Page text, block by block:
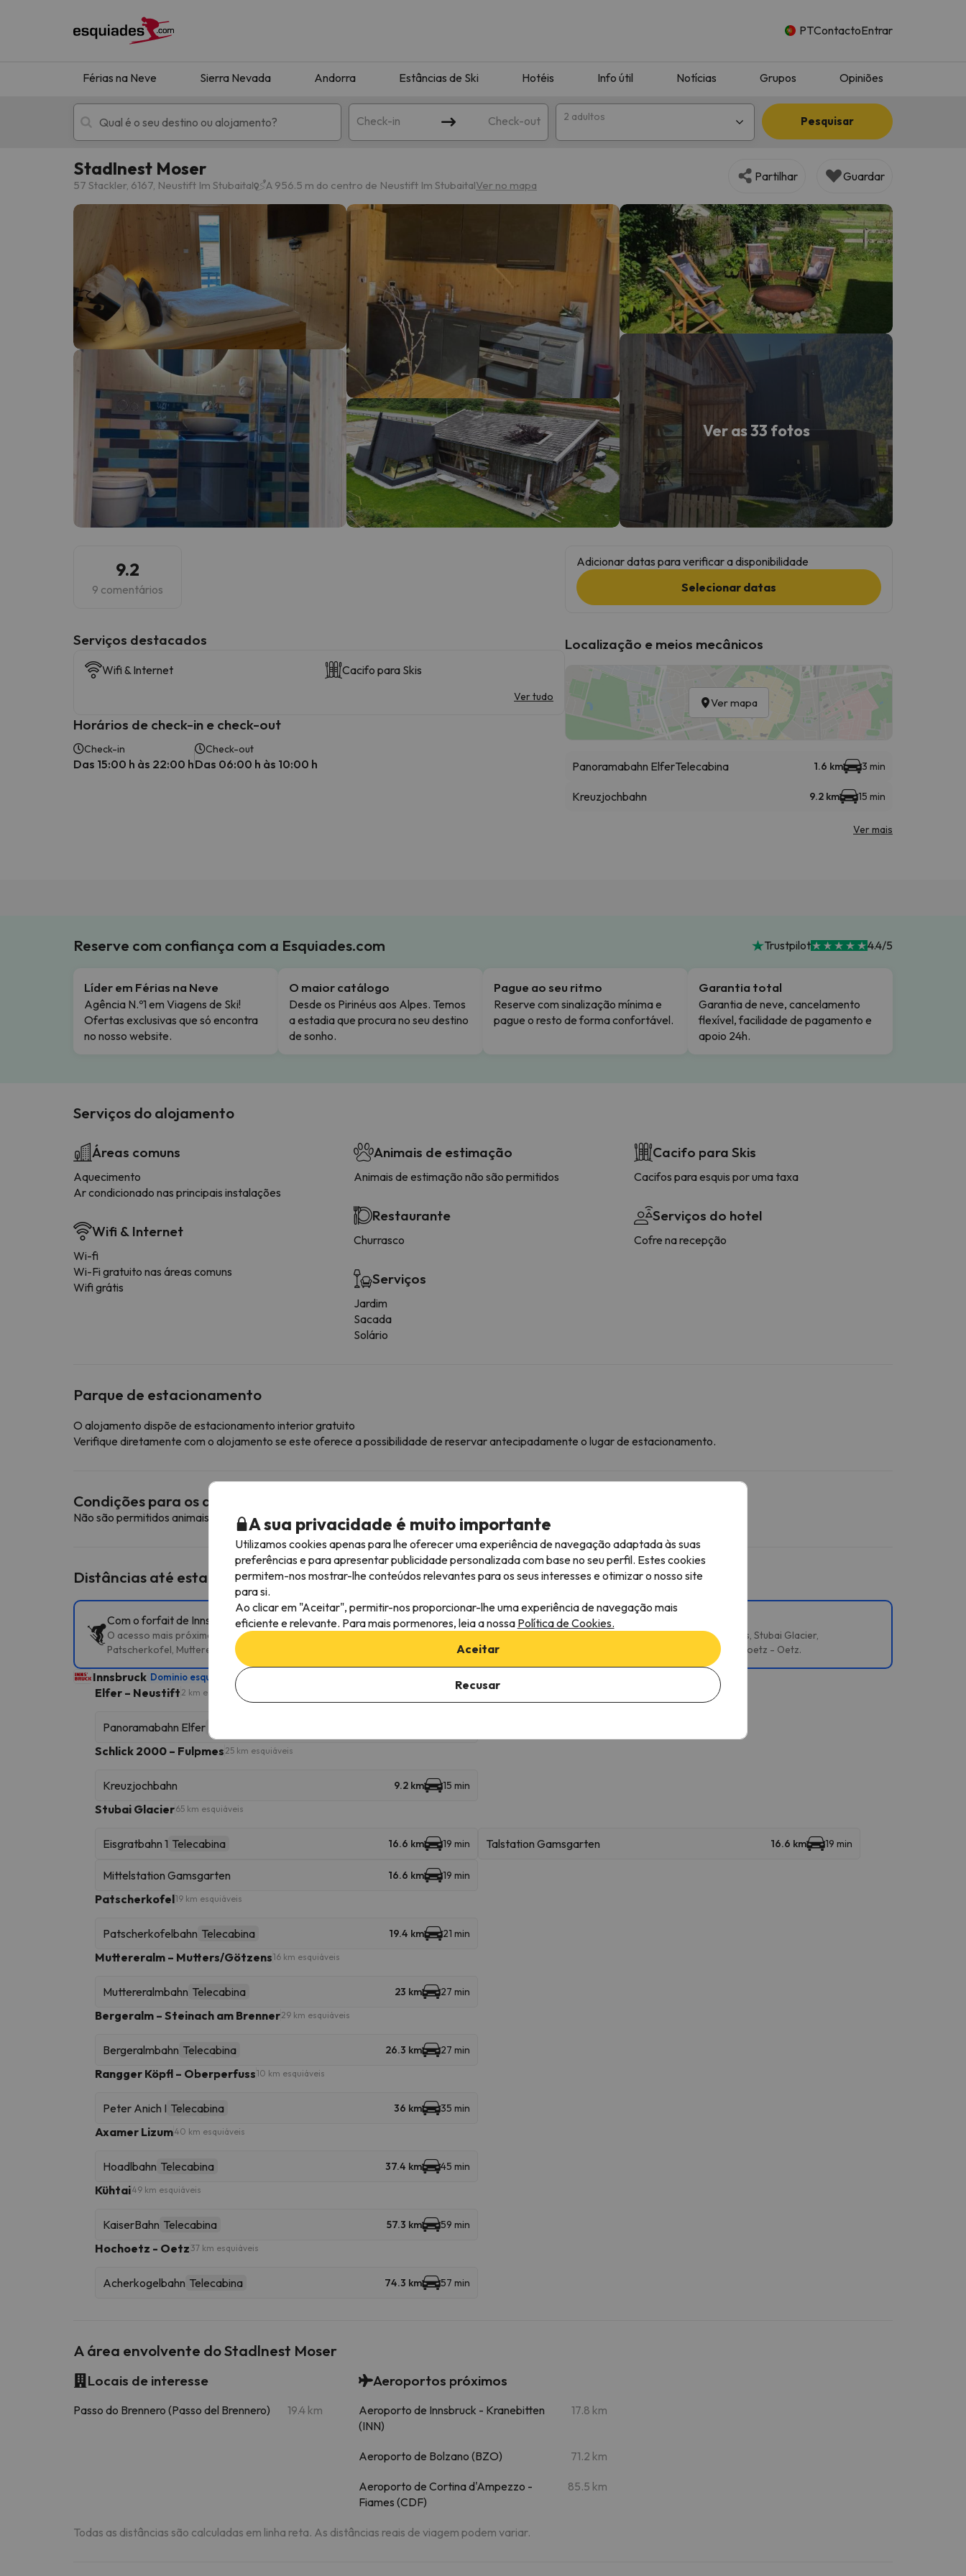
PTContactoEntrar
Férias na Neve Sierra Nevada Andorra Estâncias de Ski Hotéis Info útil Notícias Grupos Opiniões
Check-in Check-out 2 adultos Pesquisar
Férias na neve Hotéis de montanha
Oops, não encontramos nenhum resultado que corresponda à sua pesquisa. Tente modificar o destino.
Bem, parece que o nosso Seeker perdeu o seu caminho. Assim que encontrar a sua bússola, estará de volta.
Stadlnest Moser
57 Stackler, 6167, Neustift Im Stubaital A 956.5 m do centro de Neustift Im StubaitalVer no mapa
Partilhar Guardar
Ver as 33 fotos
9.2
9 comentários
Serviços destacados
Wifi & Internet Cacifo para Skis
Ver tudo
Horários de check-in e check-out
Check-in
Das 15:00 h às 22:00 h
Check-out
Das 06:00 h às 10:00 h
Adicionar datas para verificar a disponibilidade
Selecionar datas
Localização e meios mecânicos
Ver mapa
Panoramabahn ElferTelecabina 1.6 km 3 min
Kreuzjochbahn 9.2 km 15 min
Ver mais
Reserve com confiança com a Esquiades.com Trustpilot 4.4/5
Líder em Férias na Neve
Agência N.º1 em Viagens de Ski!
Ofertas exclusivas que só encontra
no nosso website.
O maior catálogo
Desde os Pirinéus aos Alpes. Temos
a estadia que procura no seu destino
de sonho.
Pague ao seu ritmo
Reserve com sinalização mínima e
pague o resto de forma confortável.
Garantia total
Garantia de neve, cancelamento
flexível, facilidade de pagamento e
apoio 24h.
Serviços do alojamento
Áreas comuns
Aquecimento
Ar condicionado nas principais instalações
Wifi & Internet
Wi-fi
Wi-Fi gratuito nas áreas comuns
Wifi grátis
Animais de estimação
Animais de estimação não são permitidos
Restaurante
Churrasco
Serviços
Jardim
Sacada
Solário
Cacifo para Skis
Cacifos para esquis por uma taxa
Serviços do hotel
Cofre na recepção
Parque de estacionamento
O alojamento dispõe de estacionamento interior gratuito
Verifique diretamente com o alojamento se este oferece a possibilidade de reservar antecipadamente o lugar de estacionamento.
Condições para os animais de estimação
Não são permitidos animais de estimação neste alojamento.
Distâncias até estações de esqui próximas
Com o forfait de Innsbruck, pode aceder a várias estâncias e desfrutar de 333 km de pistas.
O acesso mais próximo às pistas é Panoramabahn Elfer em Elfer – Neustift. Também pode esquiar em Elfer – Neustift, Schlick 2000 – Fulpmes, Stubai Glacier,
Patscherkofel, Muttereralm – Mutters/Götzens, Bergeralm – Steinach am Brenner, Rangger Köpfl – Oberperfuss, Axamer Lizum, Kühtai e Hochoetz - Oetz.
Innsbruck Dominio esquiável 333 km esquiáveis
Elfer – Neustift 2 km esquiáveis
Panoramabahn Elfer
Schlick 2000 – Fulpmes 25 km esquiáveis
Kreuzjochbahn 9.2 km 15 min
Stubai Glacier65 km esquiáveis
Eisgratbahn 1 Telecabina 16.6 km 19 min Talstation Gamsgarten 16.6 km 19 min
Mittelstation Gamsgarten 16.6 km 19 min
Patscherkofel19 km esquiáveis
Patscherkofelbahn Telecabina 19.4 km 21 min
Muttereralm – Mutters/Götzens16 km esquiáveis
Muttereralmbahn Telecabina 23 km 27 min
Bergeralm – Steinach am Brenner29 km esquiáveis
Bergeralmbahn Telecabina 26.3 km 27 min
Rangger Köpfl – Oberperfuss10 km esquiáveis
Peter Anich I Telecabina 36 km 35 min
Axamer Lizum40 km esquiáveis
Hoadlbahn Telecabina 37.4 km 45 min
Kühtai49 km esquiáveis
KaiserBahn Telecabina 57.3 km 59 min
Hochoetz - Oetz 37 km esquiáveis
Acherkogelbahn Telecabina 74.3 km 57 min
A área envolvente do Stadlnest Moser
Locais de interesse
Passo do Brennero (Passo del Brennero) 19.4 km
Aeroportos próximos
Aeroporto de Innsbruck - Kranebitten
(INN)
17.8 km
Aeroporto de Bolzano (BZO) 71.2 km
Aeroporto de Cortina d'Ampezzo -
Fiames (CDF)
85.5 km
Todas as distâncias são calculadas em linha reta. As distâncias reais de viagem podem variar.
A sua privacidade é muito importante
Utilizamos cookies apenas para lhe oferecer uma experiência de navegação adaptada às suas
preferências e para apresentar publicidade personalizada com base no seu perfil. Estes cookies
permitem-nos mostrar-lhe conteúdos relevantes para os seus interesses e otimizar o nosso site
para si.
Ao clicar em "Aceitar", permitir-nos proporcionar-lhe uma experiência de navegação mais
eficiente e relevante. Para mais pormenores, leia a nossa Política de Cookies.
Aceitar
Recusar